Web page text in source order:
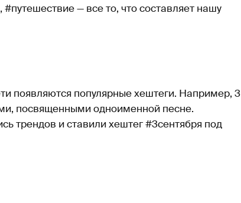
— все то, что составляет нашу
появляются популярные хештеги. Например, 3
посвященными одноименной песне.
трендов и ставили хештег #3сентября под